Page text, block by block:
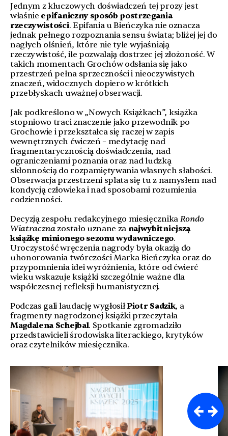
Jednym z kluczowych doświadczeń tej prozy jest
właśnie epifaniczny sposób postrzegania
rzeczywistości. Epifania u Bieńczyka nie oznacza
jednak pełnego rozpoznania sensu świata; bliżej jej do
nagłych olśnień, które nie tyle wyjaśniają
rzeczywistość, ile pozwalają dostrzec jej złożoność. W
takich momentach Grochów odsłania się jako
przestrzeń pełna sprzeczności i nieoczywistych
znaczeń, widocznych dopiero w krótkich
przebłyskach uważnej obserwacji.
Jak podkreślono w „Nowych Książkach”, książka
stopniowo traci znaczenie jako przewodnik po
Grochowie i przekształca się raczej w zapis
wewnętrznych ćwiczeń – medytację nad
fragmentarycznością doświadczenia, nad
ograniczeniami poznania oraz nad ludzką
skłonnością do rozpamiętywania własnych słabości.
Obserwacja przestrzeni splata się tu z namysłem nad
kondycją człowieka i nad sposobami rozumienia
codzienności.
Decyzją zespołu redakcyjnego miesięcznika Rondo
Wiatracznazostało uznane za najwybitniejszą
książkę minionego sezonu wydawniczego.
Uroczystość wręczenia nagrody była okazją do
uhonorowania twórczości Marka Bieńczyka oraz do
przypomnienia idei wyróżnienia, które od ćwierć
wieku wskazuje książki szczególnie ważne dla
współczesnej refleksji humanistycznej.
Podczas gali laudację wygłosiłPiotr Sadzik, a
fragmenty nagrodzonej książki przeczytała
Magdalena Schejbal. Spotkanie zgromadziło
przedstawicieli środowiska literackiego, krytyków
oraz czytelników miesięcznika.